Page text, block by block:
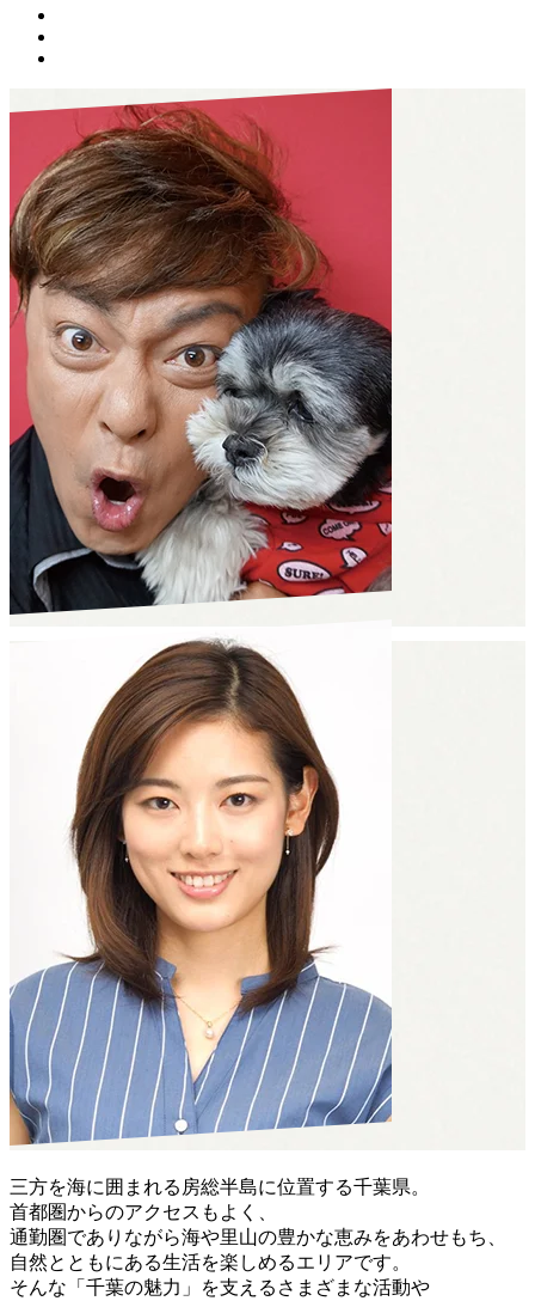
三方を海に囲まれる房総半島に位置する千葉県。
首都圏からのアクセスもよく、
通勤圏でありながら海や里山の豊かな恵みをあわせもち、
自然とともにある生活を楽しめるエリアです。
そんな「千葉の魅力」を支えるさまざまな活動や